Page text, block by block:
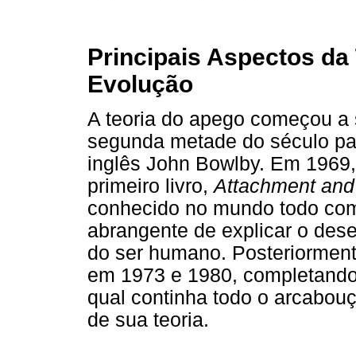
Principais Aspectos da
Evolução
A teoria do apego começou
segunda metade do século
inglês John Bowlby. Em
primeiro livro,Attachment
conhecido no mundo todo
abrangente de explicar o
do ser humano.
em 1973 e 1980,
qual continha todo o
de sua teoria.